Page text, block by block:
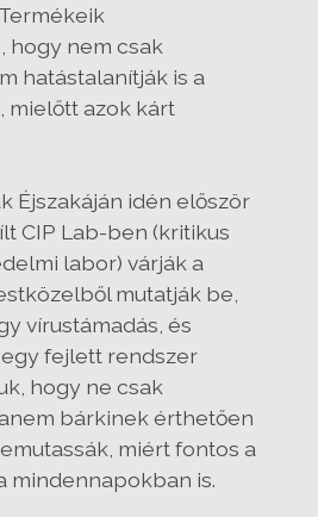
hogy nem csak
hatástalanítják is a
azok kárt
Éjszakáján idén először
CIP Lab-ben (kritikus
labor) várják a
mutatják be,
vírustámadás, és
fejlett rendszer
hogy ne csak
bárkinek érthetően
miért fontos a
mindennapokban is.